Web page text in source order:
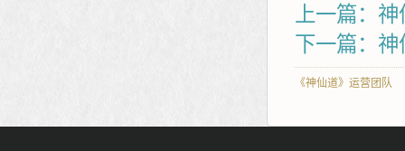
上一篇：
下一篇：
《神仙道》运营团队